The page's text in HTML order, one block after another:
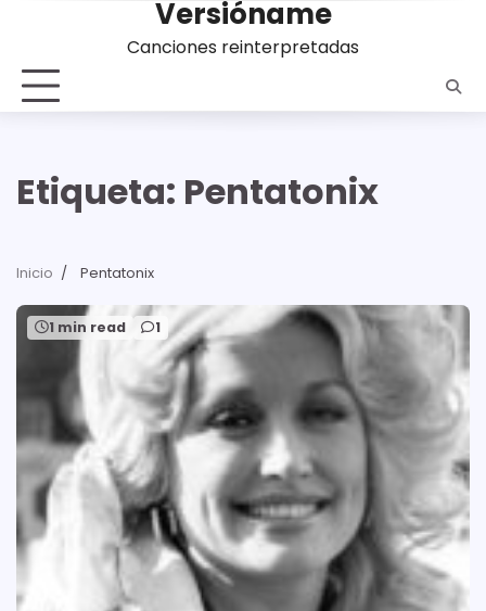
contenido
Versióname
Canciones reinterpretadas
Etiqueta: Pentatonix
Inicio Pentatonix
1 min read 1